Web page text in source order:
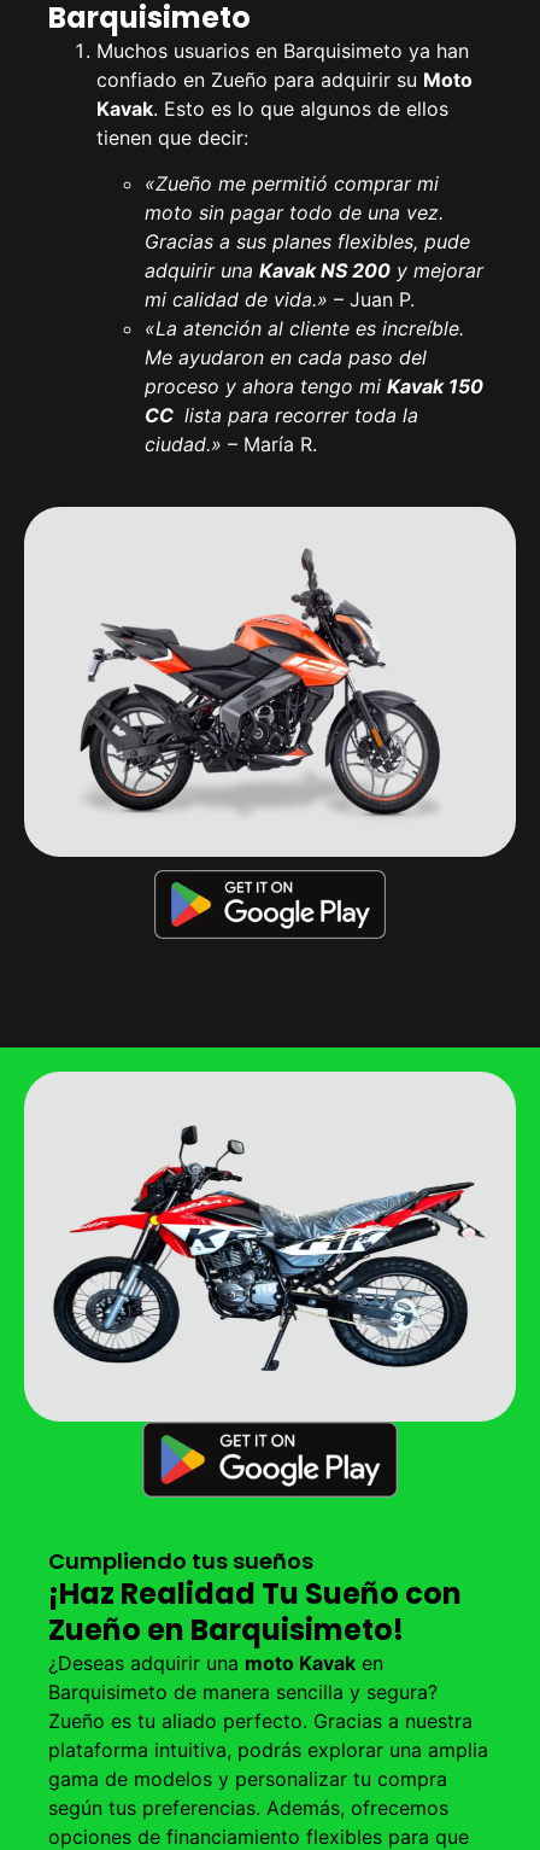
Barquisimeto
Muchos usuarios en Barquisimeto ya han
confiado en Zueño para adquirir su Moto
Kavak. Esto es lo que algunos de ellos
tienen que decir:
«Zueño me permitió comprar mi
moto sin pagar todo de una vez.
Gracias a sus planes flexibles, pude
adquirir una KavakNS 200 y mejorar
mi calidad de vida.» – Juan P.
«La atención al cliente es increíble.
Me ayudaron en cada paso del
proceso y ahora tengo mi Kavak 150
CC lista para recorrer toda la
ciudad.» – María R.
Cumpliendo tus sueños
¡Haz Realidad Tu Sueño con
Zueño en Barquisimeto!
¿Deseas adquirir una moto Kavak en
Barquisimeto de manera sencilla y segura?
Zueño es tu aliado perfecto. Gracias a nuestra
plataforma intuitiva, podrás explorar una amplia
gama de modelos y personalizar tu compra
según tus preferencias. Además, ofrecemos
opciones de financiamiento flexibles para que